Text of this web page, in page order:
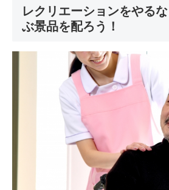
レクリエーションをやる
ぶ景品を配ろう！